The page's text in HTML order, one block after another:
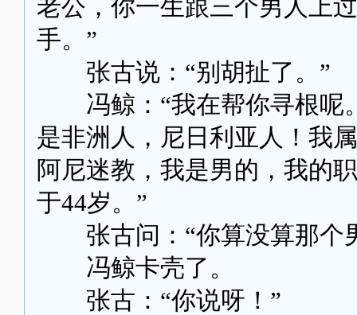
老公，你一生跟三个男人上
手。”
张古说：“别胡扯了。”
冯鲸：“我在帮你寻根呢
是非洲人，尼日利亚人！我
阿尼迷教，我是男的，我的
于44岁。”
张古问：“你算没算那个
冯鲸卡壳了。
张古：“你说呀！”